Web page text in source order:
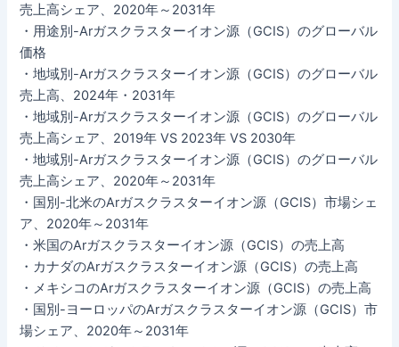
売上高シェア、2020年～2031年
・用途別-Arガスクラスターイオン源（GCIS）のグローバル
価格
・地域別-Arガスクラスターイオン源（GCIS）のグローバル
売上高、2024年・2031年
・地域別-Arガスクラスターイオン源（GCIS）のグローバル
売上高シェア、2019年 VS 2023年 VS 2030年
・地域別-Arガスクラスターイオン源（GCIS）のグローバル
売上高シェア、2020年～2031年
・国別-北米のArガスクラスターイオン源（GCIS）市場シェ
ア、2020年～2031年
・米国のArガスクラスターイオン源（GCIS）の売上高
・カナダのArガスクラスターイオン源（GCIS）の売上高
・メキシコのArガスクラスターイオン源（GCIS）の売上高
・国別-ヨーロッパのArガスクラスターイオン源（GCIS）市
場シェア、2020年～2031年